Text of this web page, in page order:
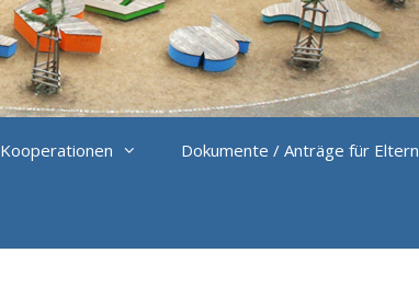
Kooperationen Dokumente / Anträge für Eltern